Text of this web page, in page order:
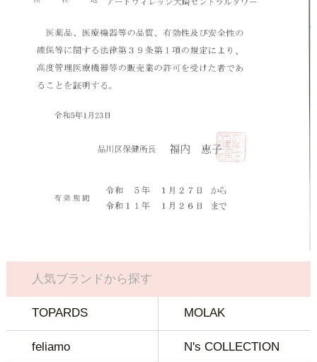
人気ブランドから探す
TOPARDS MOLAK
feliamo N's COLLECTION